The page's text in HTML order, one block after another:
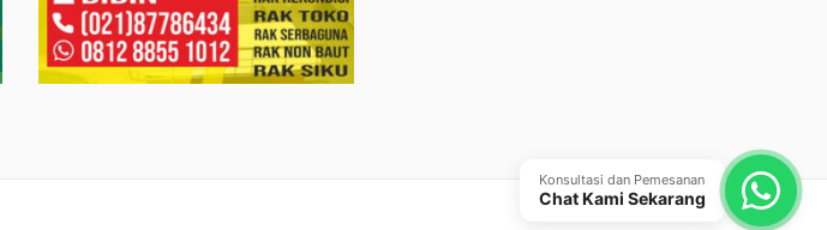
Konsultasi dan Pemesanan
Chat Kami Sekarang